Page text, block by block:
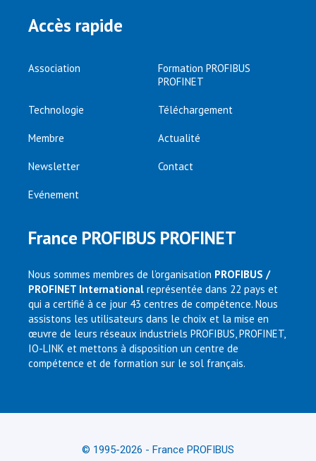
Accès rapide
Association
Formation PROFIBUS
PROFINET
Technologie Téléchargement
Membre Actualité
Newsletter Contact
Evénement
France PROFIBUS PROFINET
Nous sommes membres de l’organisation PROFIBUS /
PROFINET International représentée dans 22 pays et
qui a certifié à ce jour 43 centres de compétence. Nous
assistons les utilisateurs dans le choix et la mise en
œuvre de leurs réseaux industriels PROFIBUS, PROFINET,
IO-LINK et mettons à disposition un centre de
compétence et de formation sur le sol français.
© 1995-2026 - France PROFIBUS